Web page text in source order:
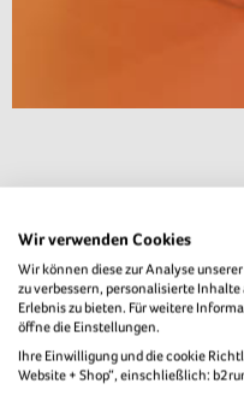
Wir verwenden Cookies
Wir können diese zur Analyse
zu verbessern, personalisierte
Erlebnis zu bieten. Für weitere
öffne die Einstellungen.
Ihre Einwilligung und die cookie
Website + Shop“, einschließlich: